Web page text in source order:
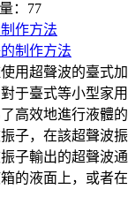
：77
作方法
用超聲波的臺式
于臺式等小型家
高效地進行液體
子，在該超聲波
子輸出的超聲波
的液面上，或者